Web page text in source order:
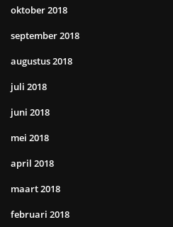
oktober 2018
september 2018
augustus 2018
juli 2018
juni 2018
mei 2018
april 2018
maart 2018
februari 2018